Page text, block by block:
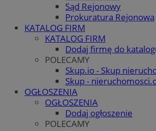
Sąd Rejonowy
Prokuratura Rejonowa
KATALOG FIRM
KATALOG FIRM
Dodaj firmę do
POLECAMY
Skup.io - Skup
Skup -
OGŁOSZENIA
OGŁOSZENIA
Dodaj ogłoszenie
POLECAMY